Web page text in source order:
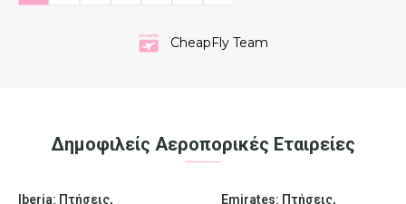
CheapFly Team
Δημοφιλείς Αεροπορικές Εταιρείες
Iberia: Πτήσεις, Emirates: Πτήσεις,